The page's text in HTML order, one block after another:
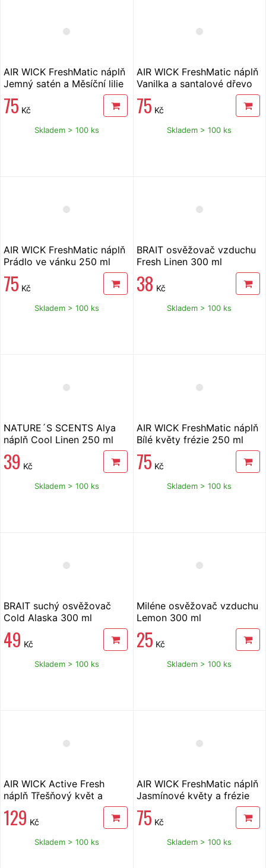
AIR WICK FreshMatic náplň
Jemný satén a Měsíční lilie
75 Kč
Skladem > 100 ks
AIR WICK FreshMatic náplň
Vanilka a santalové dřevo
75 Kč
Skladem > 100 ks
AIR WICK FreshMatic náplň
Prádlo ve vánku 250 ml
75 Kč
Skladem > 100 ks
BRAIT osvěžovač vzduchu
Fresh Linen 300 ml
38 Kč
Skladem > 100 ks
NATURE´S SCENTS Alya
náplň Cool Linen 250 ml
39 Kč
Skladem > 100 ks
AIR WICK FreshMatic náplň
Bílé květy frézie 250 ml
75 Kč
Skladem > 100 ks
BRAIT suchý osvěžovač
Cold Alaska 300 ml
49 Kč
Skladem > 100 ks
Miléne osvěžovač vzduchu
Lemon 300 ml
25 Kč
Skladem > 100 ks
AIR WICK Active Fresh
náplň Třešňový květ a
129 Kč
Skladem > 100 ks
AIR WICK FreshMatic náplň
Jasmínové květy a frézie
75 Kč
Skladem > 100 ks